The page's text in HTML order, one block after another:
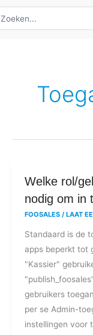
Welke rol/
nodig om in
FOOSALES / LAAT
Standaard is de
apps beperkt tot
"Kassier"
gebruikers
per se Admin-
instellingen voor
Welke
rol/
nodig
om
in
te
loggen
op
FooSales?